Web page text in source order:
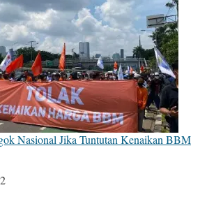
Nasional Jika Tuntutan Kenaikan BBM